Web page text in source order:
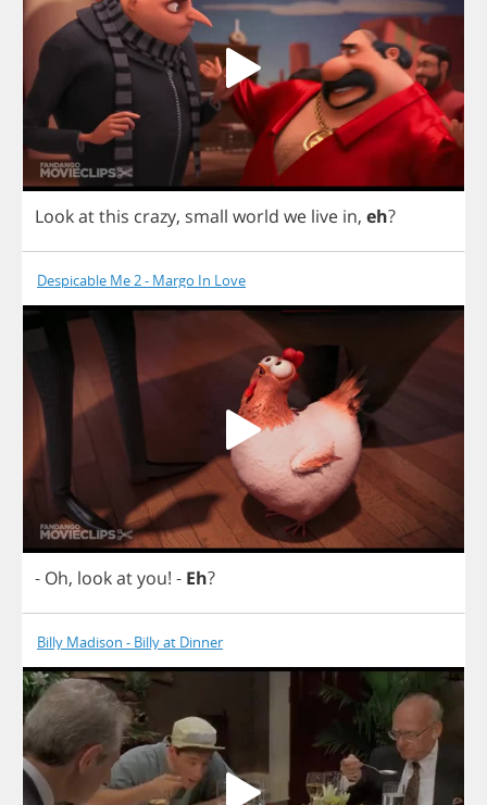
Lookatthis crazy, small world we live in, eh?
Despicable Me 2 - Margo In Love
- Oh, lookatyou! - Eh?
Billy Madison - Billy at Dinner